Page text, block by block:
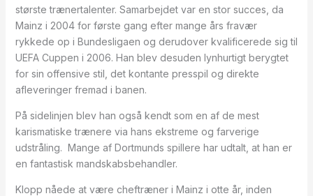
største trænertalenter. Samarbejdet var en stor succes, da
Mainz i 2004 for første gang efter mange års fravær
rykkede op i Bundesligaen og derudover kvalificerede sig til
UEFA Cuppen i 2006. Han blev desuden lynhurtigt berygtet
for sin offensive stil, det kontante presspil og direkte
afleveringer fremad i banen.
På sidelinjen blev han også kendt som en af de mest
karismatiske trænere via hans ekstreme og farverige
udstråling. Mange af Dortmunds spillere har udtalt, at han er
en fantastisk mandskabsbehandler.
Klopp nåede at være cheftræner i Mainz i otte år, inden